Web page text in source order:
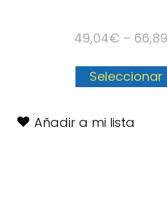
49,04€– 66,89
Añadir a mi lista